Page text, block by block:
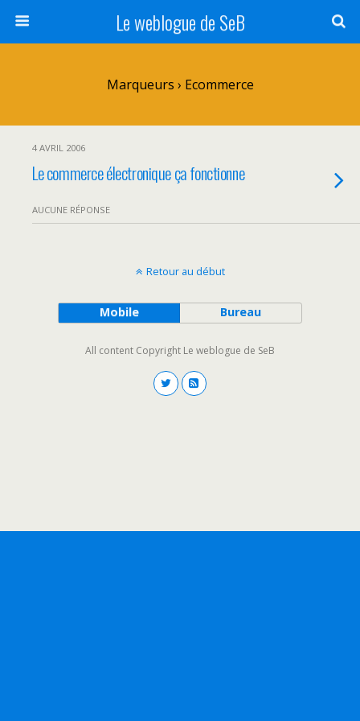
Le weblogue de SeB
Marqueurs › Ecommerce
4 AVRIL 2006
Le commerce électronique ça fonctionne
AUCUNE RÉPONSE
Retour au début
Mobile Bureau
All content Copyright Le weblogue de SeB